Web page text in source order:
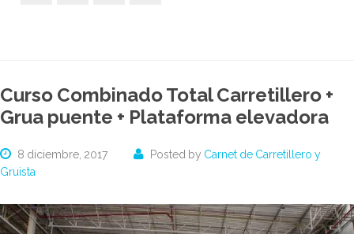
Curso Combinado Total Carretillero +
Grua puente + Plataforma elevadora
8 diciembre, 2017 Posted by Carnet de Carretillero y
Gruista